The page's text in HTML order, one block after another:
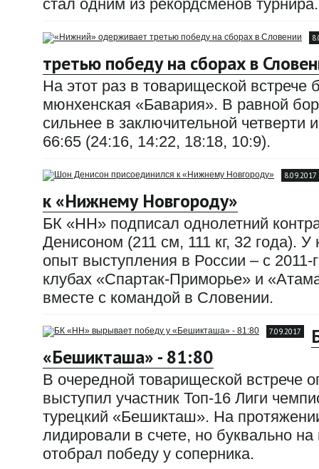
стал одним из рекордсменов турнира.
третью победу на сборах в
На этот раз в товарищеской
мюнхенская «Бавария». В равной
сильнее в заключительной четверти
66:65 (24:16, 14:22, 18:18, 10:9).
8.09.2017
к «Нижнему Новгороду»
БК «НН» подписал однолетний
Денисоном (211 см, 111 кг, 32 года).
опыт выступления в России – с 2011-
клубах «Спартак-Приморье» и
вместе с командой в Словении.
7.09.2017
«Бешикташа» - 81:80
В очередной товарищеской встрече
выступил участник Топ-16 Лиги
турецкий «Бешикташ». На
лидировали в счете, но буквально
отобрал победу у соперника.